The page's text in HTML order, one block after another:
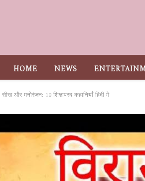
HOME NEWS
सीख और मनोरंजन: 10 शिक्षाप्रद कहानियाँ हिंदी में